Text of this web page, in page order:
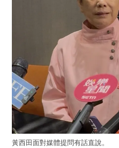
黃西田面對媒體提問有話直說。